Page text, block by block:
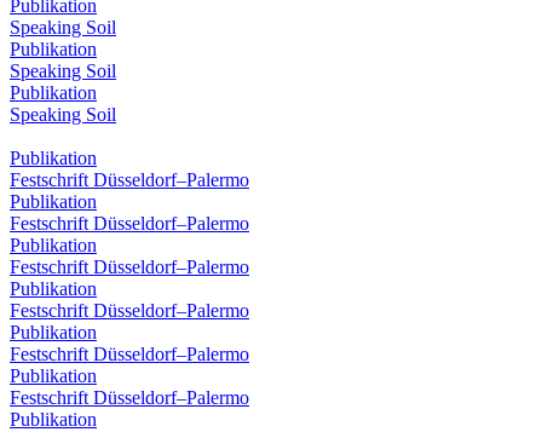
Publikation
Speaking Soil
Publikation
Speaking Soil
Publikation
Speaking Soil
Publikation
Festschrift Düsseldorf–Palermo
Publikation
Festschrift Düsseldorf–Palermo
Publikation
Festschrift Düsseldorf–Palermo
Publikation
Festschrift Düsseldorf–Palermo
Publikation
Festschrift Düsseldorf–Palermo
Publikation
Festschrift Düsseldorf–Palermo
Publikation